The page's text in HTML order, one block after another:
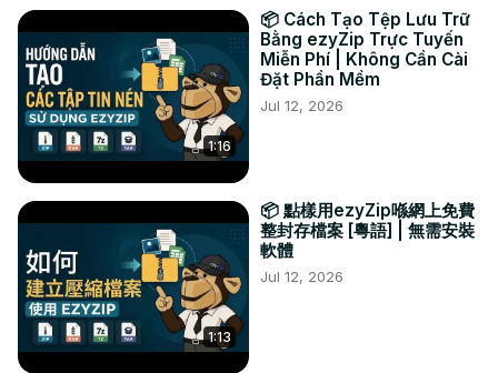
1:16
📦 Cách Tạo Tệp Lưu Trữ
Bằng ezyZip Trực Tuyến
Miễn Phí | Không Cần Cài
Đặt Phần Mềm
Jul 12, 2026
1:13
📦 點樣用ezyZip喺網上免費
整封存檔案 [粵語] | 無需安裝
軟體
Jul 12, 2026